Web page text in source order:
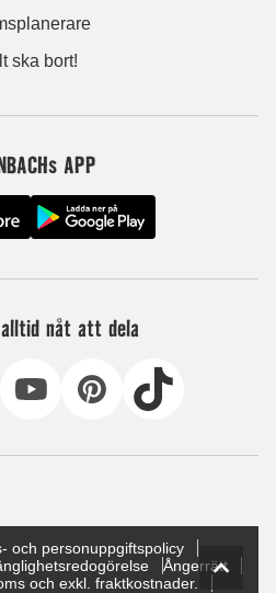
ska bort!
APP
nåt att dela
och personuppgiftspolicy
Ångerrätt
och exkl. fraktkostnader.